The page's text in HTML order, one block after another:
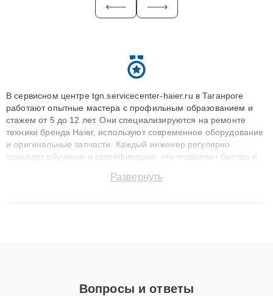
В сервисном центре tgn.servicecenter-haier.ru в Таганроге
работают опытные мастера с профильным образованием и
стажем от 5 до 12 лет. Они специализируются на ремонте
техники бренда Haier, используют современное оборудование
и оригинальные запчасти. Каждый инженер регулярно
проходит обучение и сертификацию, что позволяет быстро и
сохранением гарантии до 3 лет. Наши мастера решают
Развернуть
Вопросы и ответы